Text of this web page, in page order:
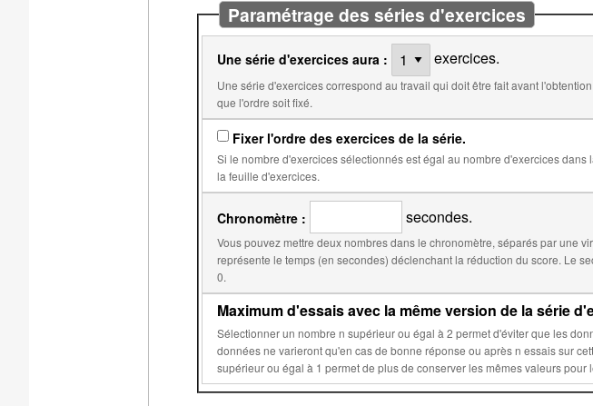
Paramétrage des séries d'exercices
Une série d'exercices aura : exercices.
Une série d'exercices correspond au travail qui doit être fait avant l'obtention d'une note. Par défaut, l'ordre des exercices est aléatoire. Cocher ci-dessous pour
que l'ordre soit fixé.
Fixer l'ordre des exercices de la série.
Si le nombre d'exercices sélectionnés est égal au nombre d'exercices dans la série, il sera possible de choisir l'ordre au moment de l'insertion
la feuille d'exercices.
Chronomètre : secondes.
Vous pouvez mettre deux nombres dans le chronomètre, séparés par une
représente le temps (en secondes) déclenchant la réduction du score. Le second, par défaut égal au premier, représente le temps à partir duquel le score sera
0.
Maximum d'essais avec la même version de la série
Sélectionner un nombre n supérieur ou égal à 2 permet d'éviter que les données aléatoires de la série d'exercices ne changent lors d'un nouvel essai : ces
données ne varieront qu'en cas de bonne réponse ou après n essais sur cette série. Pour une série d'exercices dont l'ordre est fixé,